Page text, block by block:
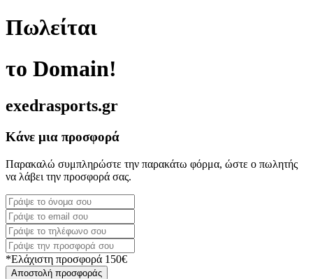
Πωλείται
το Domain!
exedrasports.gr
Κάνε μια προσφορά
Παρακαλώ συμπληρώστε την παρακάτω φόρμα, ώστε ο πωλητής
να λάβει την προσφορά σας.
*Ελάχιστη προσφορά 150€
Αποστολή προσφοράς